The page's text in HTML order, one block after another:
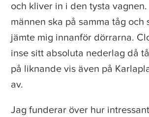
och kliver in i den tysta vagnen.
männen ska på samma tåg och
jämte mig innanför dörrarna.
inse sitt absoluta nederlag då
på liknande vis även på
av.
Jag funderar över hur